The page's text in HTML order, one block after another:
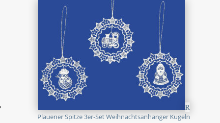
Plauener Spitze 3er-Set Weihnachtsanhänger Kugeln